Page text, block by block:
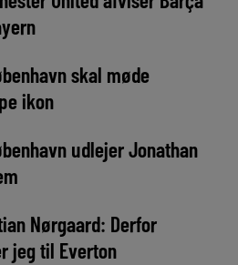
skal møde
ikon
udlejer Jonathan
Nørgaard: Derfor
jeg til Everton